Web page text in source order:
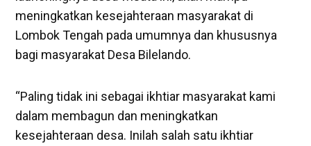
meningkatkan kesejahteraan masyarakat di
Lombok Tengah pada umumnya dan khususnya
bagi masyarakat Desa Bilelando.
“Paling tidak ini sebagai ikhtiar masyarakat kami
dalam membagun dan meningkatkan
kesejahteraan desa. Inilah salah satu ikhtiar